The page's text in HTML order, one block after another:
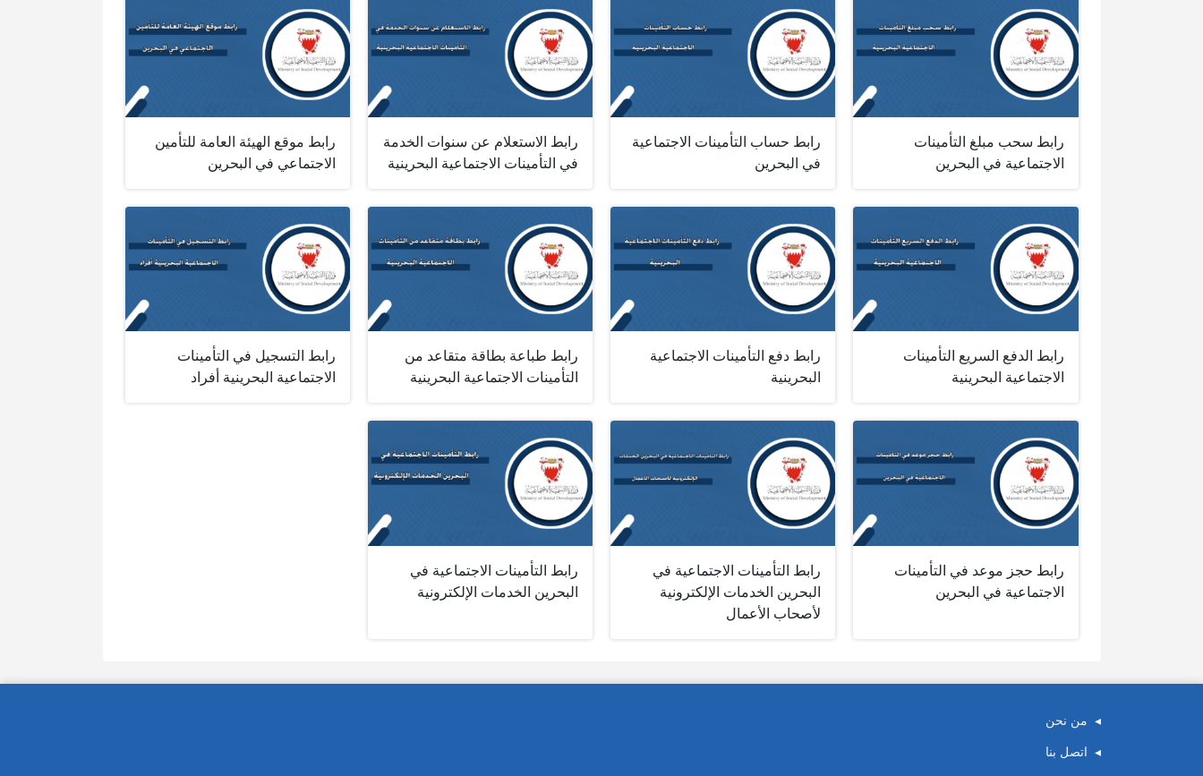
رابط سحب مبلغ التأمينات
الاجتماعية في البحرين
رابط حساب التأمينات الاجتماعية
في البحرين
رابط الاستعلام عن سنوات الخدمة
في التأمينات الاجتماعية البحرينية
رابط موقع الهيئة العامة للتأمين
الاجتماعي في البحرين
رابط الدفع السريع التأمينات
الاجتماعية البحرينية‎
رابط دفع التأمينات الاجتماعية
البحرينية‎
رابط طباعة بطاقة متقاعد من
التأمينات الاجتماعية البحرينية‎
رابط التسجيل في التأمينات
الاجتماعية البحرينية أفراد‎
رابط حجز موعد في التأمينات
الاجتماعية في البحرين
رابط التأمينات الاجتماعية في
البحرين الخدمات الإلكترونية
لأصحاب الأعمال‎
رابط التأمينات الاجتماعية في
البحرين الخدمات الإلكترونية
من نحن
اتصل بنا